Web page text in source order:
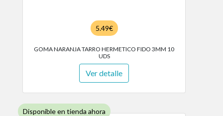
5.49€
GOMA NARANJA TARRO HERMETICO FIDO 3MM 10
UDS
Ver detalle
Disponible en tienda ahora